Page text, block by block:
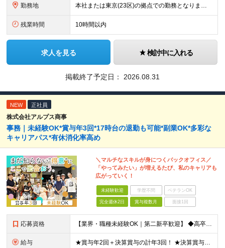
勤務地 本社または東京(23区)の拠点での勤務となります。 ※希望を考慮のうえ決定します。 【本社】品川駅から徒歩5分の好立地 東京都港区高輪3丁目25番35号パーク高輪石松第二ビル4F 【拠点例】 グラ
残業時間 10時間以内
求人を見る 検討中に入れる
掲載終了予定日： 2026.08.31
NEW 正社員
株式会社アルプス商事
事務｜未経験OK*賞与年3回*17時台の退勤も可能*副業OK*多彩な
キャリアパス*有休消化率高め
＼マルチなスキルが身につくバックオフィス／
「やってみたい」が増えるたび、私のキャリアも
広がっていく！
未経験歓迎 学歴不問 ベテランOK
完全週休2日 賞与複数月 面接1回
応募資格 【業界・職種未経験OK｜第二新卒歓迎】 ◆高卒以上 ◆基本的なPCスキルをお持ちの方 └Word、Excel等の入力ができるレベル ◎何らかのバックオフィス経験をお持ちの方は優遇いたします！ （事務
給与 ★賞与年2回＋決算賞与の計年3回！ ★決算賞与は4年連続で支給中！ 【未経験者】 月給25万2,914円～＋賞与年2回＋決算賞与 ※月給には固定残業代（20時間分／3万2,214円～）を含みます。